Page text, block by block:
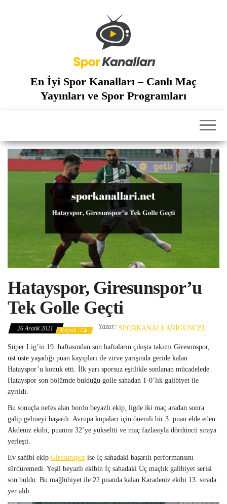
En İyi Spor Kanalları – Canlı Maç
Yayınları ve Spor Programları
Hatayspor, Giresunspor’u
Tek Golle Geçti
26 Aralık 2021 Kapalı Yazar: SPORKANALLARIGUNCEL
Süper Lig’in 19. haftasından son haftaların çıkışta takımı Giresunspor,
üst üste yaşadığı puan kayıpları ile zirve yarışında geride kalan
Hatayspor’u konuk etti. İlk yarı sporsuz eşitlikle sonlanan mücadelede
Hatayspor son bölümde bulduğu golle sahadan 1-0’lık galibiyet ile
ayrıldı.
Bu sonuçla nefes alan bordo beyazlı ekip, ligde iki maç aradan sonra
galip gelmeyi başardı. Avrupa kupaları için önemli bir 3 puan elde eden
Akdeniz ekibi, puanını 32’ye yükseltti ve maç fazlasıyla dördüncü sıraya
yerleşti.
Ev sahibi ekip Giresunspor ise İç sahadaki başarılı performansını
sürdüremedi. Yeşil beyazlı ekibin İç sahadaki Üç maçlık galibiyet serisi
son buldu. Bu mağlubiyet ile 22 puanda kalan Karadeniz ekibi 13. sırada
yer aldı.